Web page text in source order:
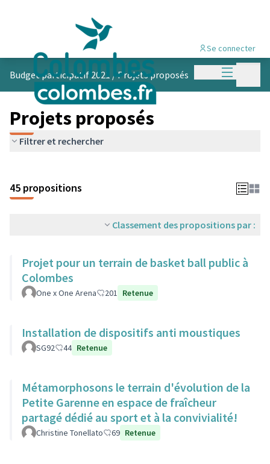
Menu
Se connecter
Budget participatif 2021 /Projets proposés
Projets proposés
Filtrer et rechercher
45 propositions
Classement des propositions par :
Projet pour un terrain de basket ball public à
Colombes
One x One Arena 201 Retenue
Installation de dispositifs anti moustiques
SG92 44 Retenue
Métamorphosons le terrain d'évolution de la
Petite Garenne en espace de fraîcheur
partagé dédié au sport et à la convivialité!
Christine Tonellato 69 Retenue